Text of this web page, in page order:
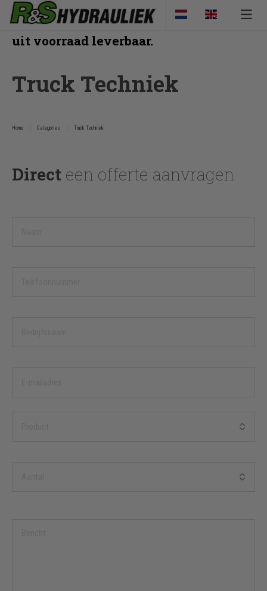
Veel van onze producten zijn direct
uit voorraad leverbaar.
Truck Techniek
Home Categories Truck Techniek
Direct een offerte aanvragen